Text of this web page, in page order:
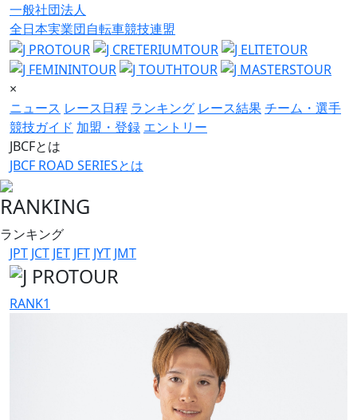
一般社団法人
全日本実業団自転車競技連盟
×
ニュース レース日程 ランキング レース結果チーム・選手
競技ガイド 加盟・登録 エントリー
JBCFとは
JBCF ROAD SERIESとは
RANKING
ランキング
JPT JCT JET JFT JYT JMT
RANK1